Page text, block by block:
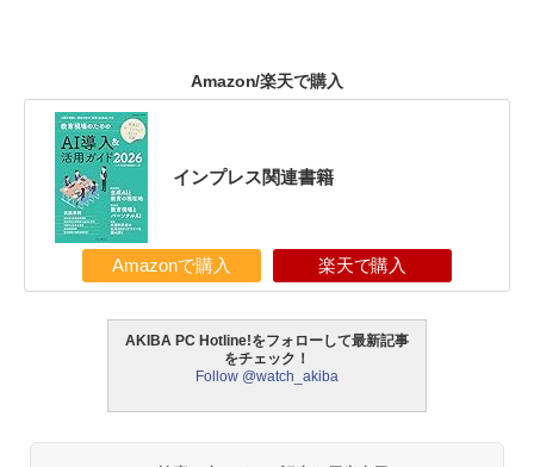
Amazon/楽天で購入
インプレス関連書籍
Amazonで購入 楽天で購入
AKIBA PC Hotline!をフォローして最新記事
をチェック！
Follow @watch_akiba